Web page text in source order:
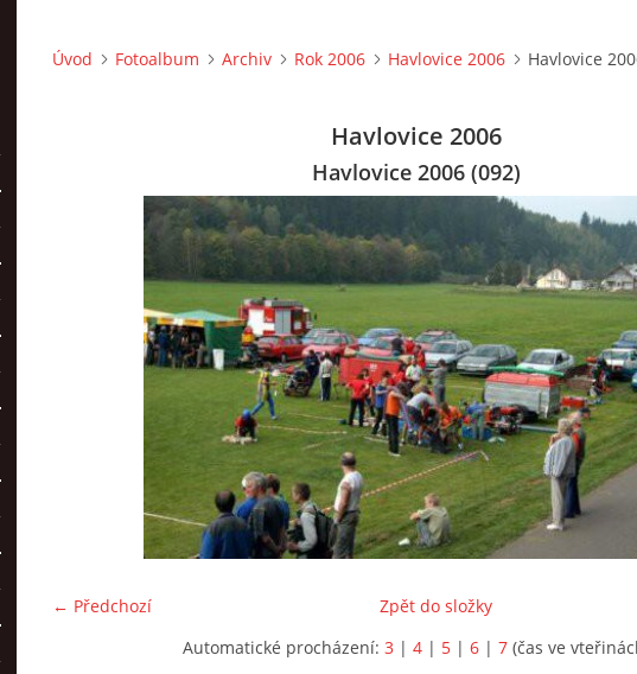
Úvod Fotoalbum Archiv Rok 2006 Havlovice 2006 Havlovice
Havlovice 2006
Havlovice 2006 (092)
← Předchozí
Zpět do složky
Automatické procházení: 3 | 4 | 5 | 6 | 7 (čas ve